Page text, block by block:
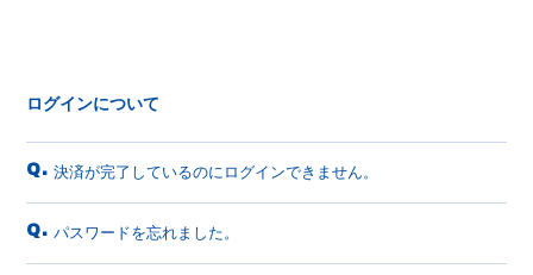
ログインについて
Q. 決済が完了しているのにログインできません。
Q. パスワードを忘れました。